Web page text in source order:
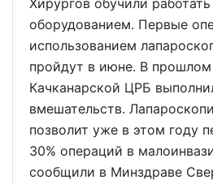
Хирургов обучили
оборудованием. Первые
использованием
пройдут в июне. В прошлом
Качканарской ЦРБ
вмешательств.
позволит уже в этом году
30% операций в
сообщили в Минздраве